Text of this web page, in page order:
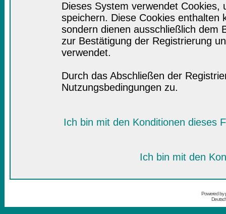
Dieses System verwendet
speichern. Diese Cookies enthalten
sondern dienen ausschließlich dem
zur Bestätigung der Registrierung
verwendet.
Durch das Abschließen der
Nutzungsbedingungen zu.
Ich bin mit den Konditionen dieses
Ich bin mit den
Powered by